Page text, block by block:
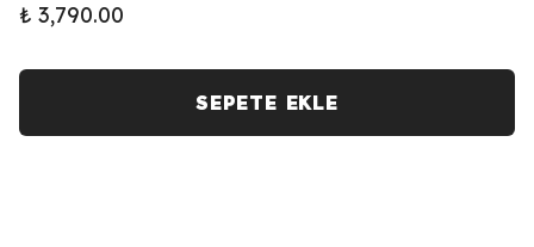
₺ 3,790.00
SEPETE EKLE